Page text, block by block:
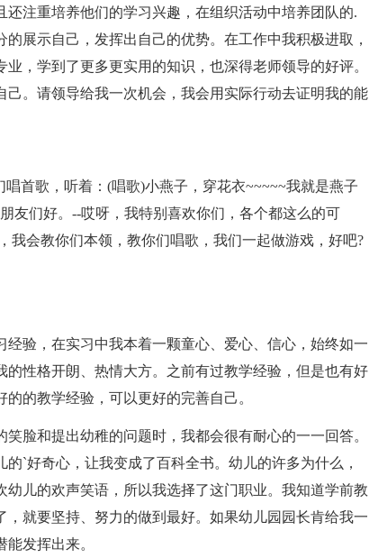
注重培养他们的学习兴趣，在组织活动中培养团队的.
展示自己，发挥出自己的优势。在工作中我积极进取，
，学到了更多更实用的知识，也深得老师领导的好评。
。请领导给我一次机会，我会用实际行动去证明我的能
首歌，听着：(唱歌)小燕子，穿花衣~~~~~我就是燕子
友们好。--哎呀，我特别喜欢你们，各个都这么的可
我会教你们本领，教你们唱歌，我们一起做游戏，好吧?
验，在实习中我本着一颗童心、爱心、信心，始终如一
性格开朗、热情大方。之前有过教学经验，但是也有好
的教学经验，可以更好的完善自己。
和提出幼稚的问题时，我都会很有耐心的一一回答。
`好奇心，让我变成了百科全书。幼儿的许多为什么，
儿的欢声笑语，所以我选择了这门职业。我知道学前教
就要坚持、努力的做到最好。如果幼儿园园长肯给我一
发挥出来。